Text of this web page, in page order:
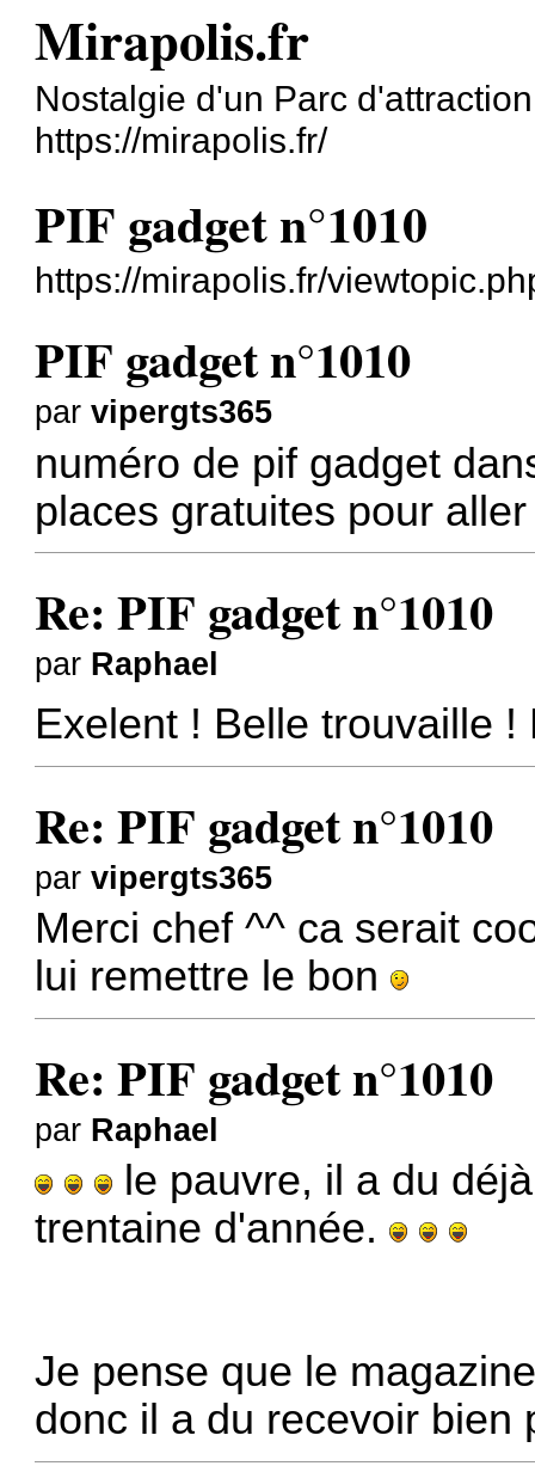
Mirapolis.fr
Nostalgie d'un Parc
https://mirapolis.fr/
PIF gadget n°1010
https://mirapolis.fr/
PIF gadget n°1010
parvipergts365
numéro de pif gadget
places gratuites pour
Re: PIF gadget n°1010
par Raphael
Exelent ! Belle trouvaille
Re: PIF gadget n°1010
parvipergts365
Merci chef ^^ ca serait
lui remettre le bon
Re: PIF gadget n°1010
par Raphael
le pauvre, il a du
trentaine d'année.
Je pense que le
donc il a du recevoir bien